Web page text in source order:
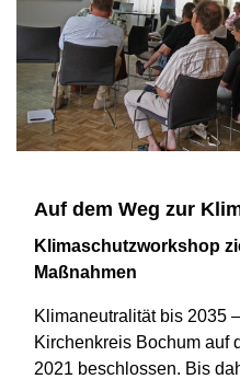
Auf dem Weg zur
Klimaschutzworkshop
Maßnahmen
Klimaneutralität bis 2035
Kirchenkreis Bochum auf
2021 beschlossen. Bis